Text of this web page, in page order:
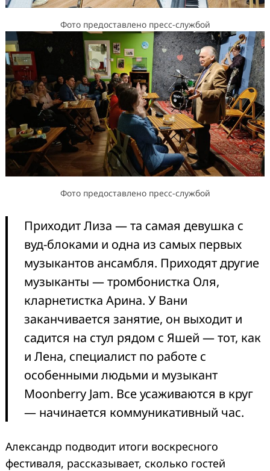
Фото предоставлено пресс-службой
Фото предоставлено пресс-службой
Приходит Лиза — та самая девушка с
вуд-блоками и одна из самых первых
музыкантов ансамбля. Приходят другие
музыканты — тромбонистка Оля,
кларнетистка Арина. У Вани
заканчивается занятие, он выходит и
садится на стул рядом с Яшей — тот, как
и Лена, специалист по работе с
особенными людьми и музыкант
Moonberry Jam. Все усаживаются в круг
— начинается коммуникативный час.
Александр подводит итоги воскресного
фестиваля, рассказывает, сколько гостей